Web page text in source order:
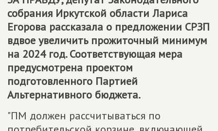
собрания Иркутской области Лариса
Егорова рассказала о предложении СРЗП
вдвое увеличить прожиточный минимум
на 2024 год. Соответствующая мера
предусмотрена проектом
подготовленного Партией
Альтернативного бюджета.
"ПМ должен рассчитываться по